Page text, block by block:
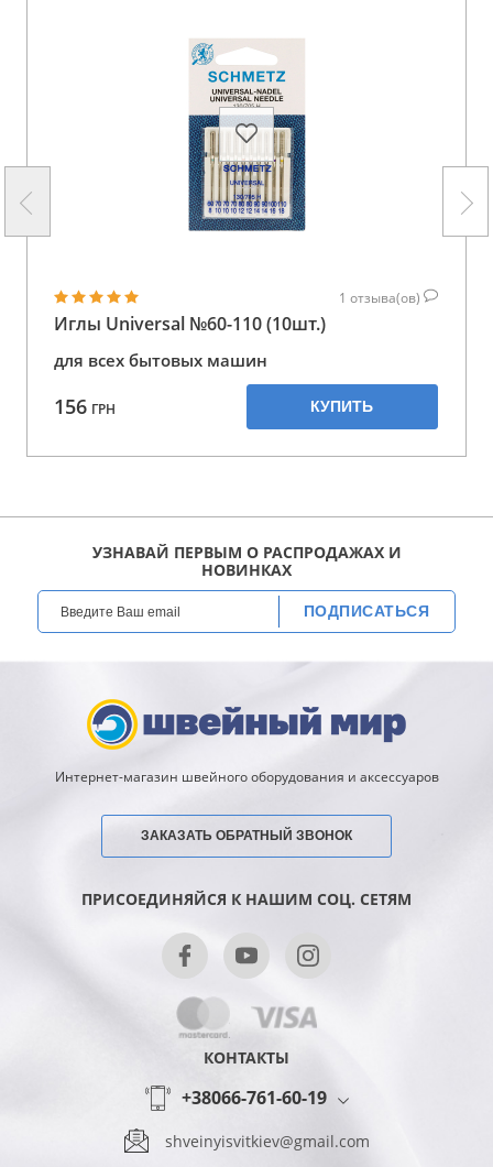
1 отзыва(ов)
Иглы Universal №60-110 (10шт.)
для всех бытовых машин
156 ГРН КУПИТЬ
УЗНАВАЙ ПЕРВЫМ О РАСПРОДАЖАХ И
НОВИНКАХ
ПОДПИСАТЬСЯ
Интернет-магазин швейного оборудования и аксессуаров
ЗАКАЗАТЬ ОБРАТНЫЙ ЗВОНОК
ПРИСОЕДИНЯЙСЯ К НАШИМ СОЦ. СЕТЯМ
КОНТАКТЫ
+38066-761-60-19
shveinyisvitkiev@gmail.com